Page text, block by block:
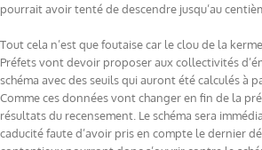
pourrait avoir tenté de descendre jusqu’au
Tout cela n’est que foutaise car le clou de la
Préfets vont devoir proposer aux collectivités
schéma avec des seuils qui auront été calculés à
Comme ces données vont changer en fin de la
résultats du recensement. Le schéma sera
caducité faute d’avoir pris en compte le dernier